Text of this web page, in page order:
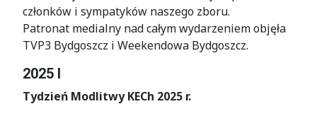
członków i sympatyków naszego zboru.
Patronat medialny nad całym wydarzeniem objęła
TVP3 Bydgoszcz i Weekendowa Bydgoszcz.
2025 I
Tydzień Modlitwy KECh 2025 r.